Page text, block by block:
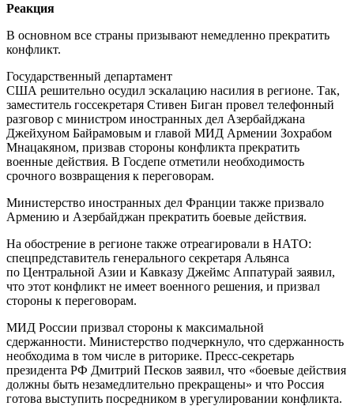
Реакция
В основном все страны призывают немедленно прекратить
конфликт.
Государственный департамент
США решительно осудил эскалацию насилия в регионе. Так,
заместитель госсекретаря Стивен Биган провел телефонный
разговор с министром иностранных дел Азербайджана
Джейхуном Байрамовым и главой МИД Армении Зохрабом
Мнацакяном, призвав стороны конфликта прекратить
военные действия. В Госдепе отметили необходимость
срочного возвращения к переговорам.
Министерство иностранных дел Франции также призвало
Армению и Азербайджан прекратить боевые действия.
На обострение в регионе также отреагировали в НАТО:
спецпредставитель генерального секретаря Альянса
по Центральной Азии и Кавказу Джеймс Аппатурай заявил,
что этот конфликт не имеет военного решения, и призвал
стороны к переговорам.
МИД России призвал стороны к максимальной
сдержанности. Министерство подчеркнуло, что сдержанность
необходима в том числе в риторике. Пресс-секретарь
президента РФ Дмитрий Песков заявил, что «боевые действия
должны быть незамедлительно прекращены» и что Россия
готова выступить посредником в урегулировании конфликта.